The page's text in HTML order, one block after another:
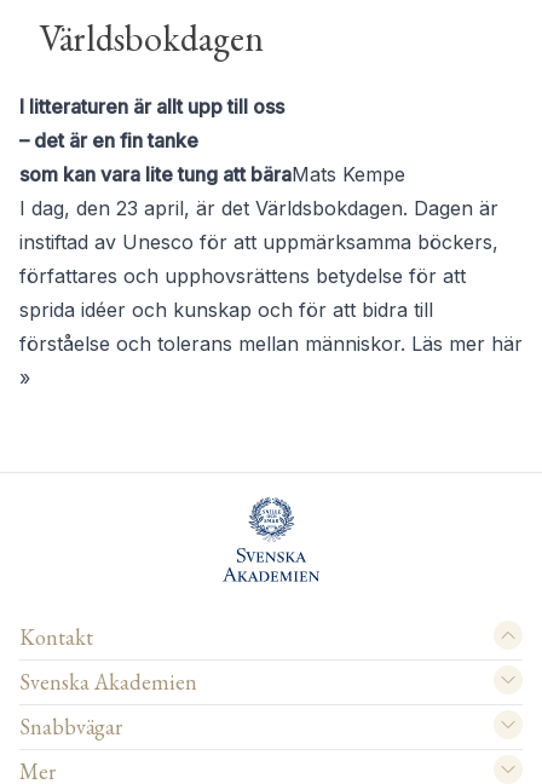
Världsbokdagen
I litteraturen är allt upp till oss
– det är en fin tanke
som kan vara lite tung att bäraMats Kempe
I dag, den 23 april, är det Världsbokdagen. Dagen är
instiftad av Unesco för att uppmärksamma böckers,
författares och upphovsrättens betydelse för att
sprida idéer och kunskap och för att bidra till
förståelse och tolerans mellan människor. Läs mer här
»
Kontakt
Svenska Akademien
Snabbvägar
Mer